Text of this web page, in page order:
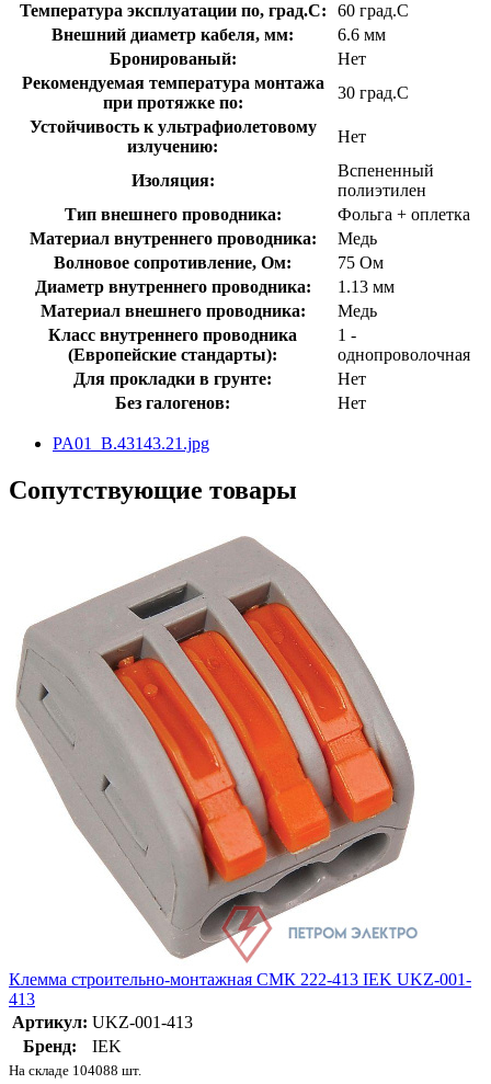
Температура эксплуатации по, град.C:
60 град.C
Внешний диаметр кабеля, мм:
6.6 мм
Бронированый:
Нет
Рекомендуемая температура монтажа
при протяжке по:
30 град.C
Устойчивость к ультрафиолетовому
излучению:
Нет
Изоляция:
Вспененный
полиэтилен
Тип внешнего проводника:
Фольга + оплетка
Материал внутреннего проводника:
Медь
Волновое сопротивление, Ом:
75 Ом
Диаметр внутреннего проводника:
1.13 мм
Материал внешнего проводника:
Медь
Класс внутреннего проводника
(Европейские стандарты):
1 -
однопроволочная
Для прокладки в грунте:
Нет
Без галогенов:
Нет
PA01_B.43143.21.jpg
Сопутствующие товары
Клемма строительно-монтажная СМК 222-413 IEK UKZ-001-
413
Артикул: UKZ-001-413
Бренд:
IEK
На складе 104088 шт.